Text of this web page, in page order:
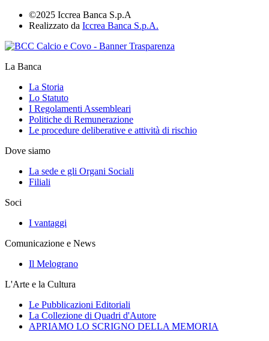
©2025 Iccrea Banca S.p.A
Realizzato da Iccrea Banca S.p.A.
La Banca
La Storia
Lo Statuto
I Regolamenti Assembleari
Politiche di Remunerazione
Le procedure deliberative e attività di rischio
Dove siamo
La sede e gli Organi Sociali
Filiali
Soci
I vantaggi
Comunicazione e News
Il Melograno
L'Arte e la Cultura
Le Pubblicazioni Editoriali
La Collezione di Quadri d'Autore
APRIAMO LO SCRIGNO DELLA MEMORIA